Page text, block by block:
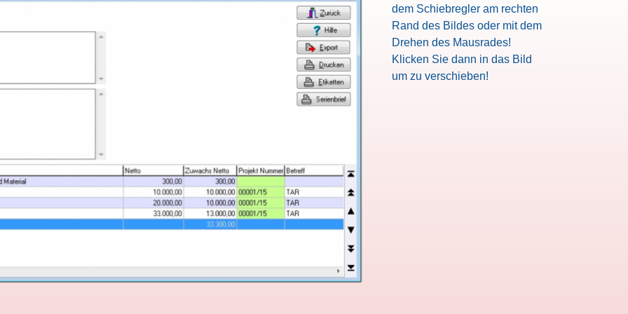
dem Schiebregler am rechten
Rand des Bildes oder mit dem
Drehen des Mausrades!
Klicken Sie dann in das Bild
um zu verschieben!